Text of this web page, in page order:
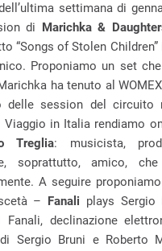
settimana di
di Marichka &
“Songs of Stolen
Proponiamo un set
ha tenuto al
delle session del circuito
in Italia rendiamo
Treglia: musicista,
soprattutto, amico,
A seguire
– Fanali plays Sergio
Fanali, declinazione
di Sergio Bruni e Roberto